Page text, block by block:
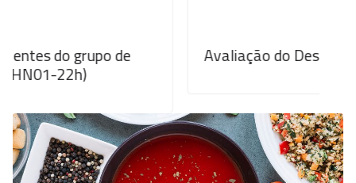
de Avaliação do Desempenho Docente